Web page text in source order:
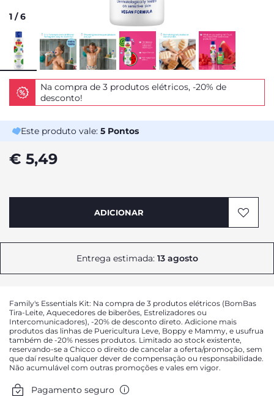
1 /6
Na compra de 3 produtos elétricos, -20% de
desconto!
Este produto vale: 5 Pontos
€ 5,49
ADICIONAR
Entrega estimada: 13 agosto
Family's Essentials Kit: Na compra de 3 produtos elétricos (BomBas
Tira-Leite, Aquecedores de biberões, Estrelizadores ou
Intercomunicadores), -20% de desconto direto. Adicione mais
produtos das linhas de Puericultura Leve, Boppy e Mammy, e usufrua
também de -20% nesses produtos. Limitado ao stock existente,
reservando-se a Chicco o direito de cancelar a oferta/promoção, sem
que daí resulte qualquer dever de compensação ou responsabilidade.
Não acumulável com outras promoções e vales em vigor.
Pagamento seguro